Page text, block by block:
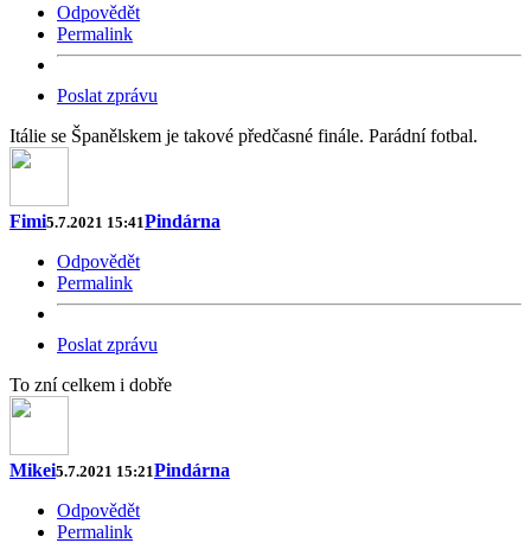
Odpovědět
Permalink
Poslat zprávu
Itálie se Španělskem je takové předčasné finále. Parádní fotbal.
Fimi5.7.2021 15:41Pindárna
Odpovědět
Permalink
Poslat zprávu
To zní celkem i dobře
Mikei5.7.2021 15:21Pindárna
Odpovědět
Permalink